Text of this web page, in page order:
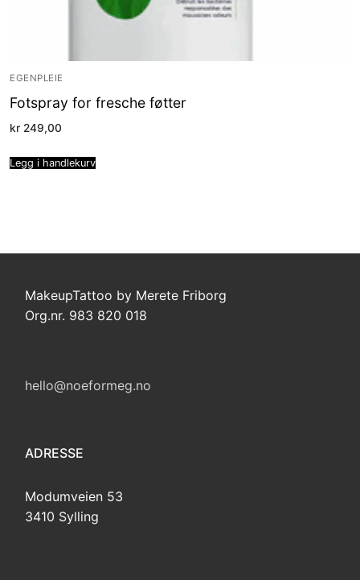
EGENPLEIE
Fotspray for fresche føtter
kr 249,00
Legg i handlekurv
MakeupTattoo by Merete Friborg
Org.nr. 983 820 018
hello@noeformeg.no
ADRESSE
Modumveien 53
3410 Sylling